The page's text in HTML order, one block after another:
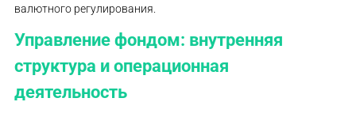
валютного регулирования.
Управление фондом: внутренняя
структура и операционная
деятельность